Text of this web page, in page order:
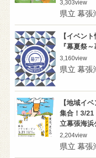
3,303view
県立 幕張
【イベン
『幕夏祭
3,160view
県立 幕張
【地域イ
集合！3/21
立幕張海浜
2,204view
県立 幕張